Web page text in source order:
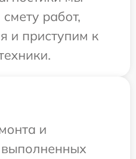
работ,
и приступим к
и